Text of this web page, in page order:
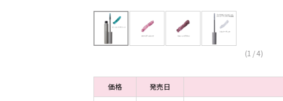
(1 /4)
価格 発売日